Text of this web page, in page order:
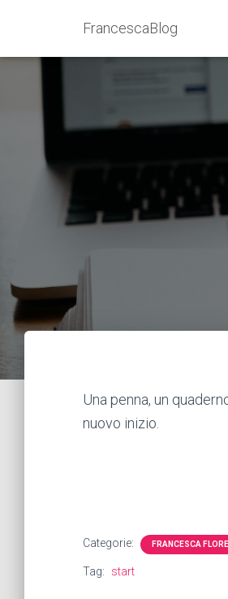
FrancescaBlog
Una penna, un
nuovo inizio.
Categorie: FRANCESCA
Tag: start